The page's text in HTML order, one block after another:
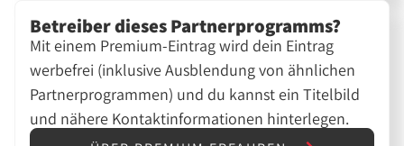
Betreiber dieses Partnerprogramms?
Mit einem Premium-Eintrag wird dein Eintrag
werbefrei (inklusive Ausblendung von ähnlichen
Partnerprogrammen) und du kannst ein Titelbild
und nähere Kontaktinformationen hinterlegen.